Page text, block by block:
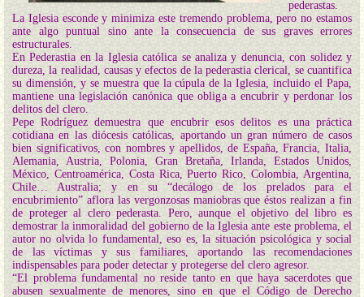
pederastas.
La Iglesia esconde y minimiza este tremendo problema, pero no estamos
ante algo puntual sino ante la consecuencia de sus graves errores
estructurales.
En Pederastia en la Iglesia católica se analiza y denuncia, con solidez y
dureza, la realidad, causas y efectos de la pederastia clerical, se cuantifica
su dimensión, y se muestra que la cúpula de la Iglesia, incluido el Papa,
mantiene una legislación canónica que obliga a encubrir y perdonar los
delitos del clero.
Pepe Rodríguez demuestra que encubrir esos delitos es una práctica
cotidiana en las diócesis católicas, aportando un gran número de casos
bien significativos, con nombres y apellidos, de España, Francia, Italia,
Alemania, Austria, Polonia, Gran Bretaña, Irlanda, Estados Unidos,
México, Centroamérica, Costa Rica, Puerto Rico, Colombia, Argentina,
Chile… Australia; y en su “decálogo de los prelados para el
encubrimiento” aflora las vergonzosas maniobras que éstos realizan a fin
de proteger al clero pederasta. Pero, aunque el objetivo del libro es
demostrar la inmoralidad del gobierno de la Iglesia ante este problema, el
autor no olvida lo fundamental, eso es, la situación psicológica y social
de las víctimas y sus familiares, aportando las recomendaciones
indispensables para poder detectar y protegerse del clero agresor.
“El problema fundamental no reside tanto en que haya sacerdotes que
abusen sexualmente de menores, sino en que el Código de Derecho